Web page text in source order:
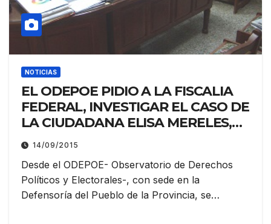
NOTICIAS
EL ODEPOE PIDIO A LA FISCALIA
FEDERAL, INVESTIGAR EL CASO DE
LA CIUDADANA ELISA MERELES,
ANTE LA POSIBILIDAD DE LA
EXISTENCIA DE UNA FALSA
DENUNCIA O SIMULACION DE
DELITO
14/09/2015
Desde el ODEPOE- Observatorio de Derechos
Políticos y Electorales-, con sede en la
Defensoría del Pueblo de la Provincia, se…